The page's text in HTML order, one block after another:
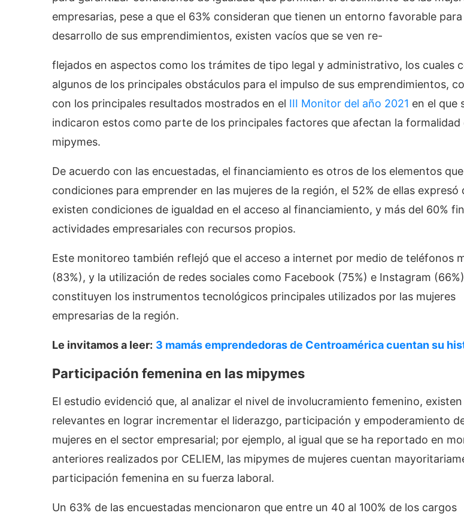
empresarias, pese a que el 63% consideran que tienen un entorno favorable para
desarrollo de sus emprendimientos, existen vacíos que se ven re-
flejados en aspectos como los trámites de tipo legal y administrativo, los cuales
algunos de los principales obstáculos para el impulso de sus emprendimientos,
con los principales resultados mostrados en el III Monitor del año 2021 en el que
indicaron estos como parte de los principales factores que afectan la formalidad
mipymes.
De acuerdo con las encuestadas, el financiamiento es otros de los elementos
condiciones para emprender en las mujeres de la región, el 52% de ellas expresó
existen condiciones de igualdad en el acceso al financiamiento, y más del 60%
actividades empresariales con recursos propios.
Este monitoreo también reflejó que el acceso a internet por medio de teléfonos
(83%), y la utilización de redes sociales como Facebook (75%) e Instagram
constituyen los instrumentos tecnológicos principales utilizados por las mujeres
empresarias de la región.
Le invitamos a leer: 3 mamás emprendedoras de Centroamérica cuentan su
Participación femenina en las mipymes
El estudio evidenció que, al analizar el nivel de involucramiento femenino,
relevantes en lograr incrementar el liderazgo, participación y empoderamiento
mujeres en el sector empresarial; por ejemplo, al igual que se ha reportado en
anteriores realizados por CELIEM, las mipymes de mujeres cuentan
participación femenina en su fuerza laboral.
Un 63% de las encuestadas mencionaron que entre un 40 al 100% de los cargos